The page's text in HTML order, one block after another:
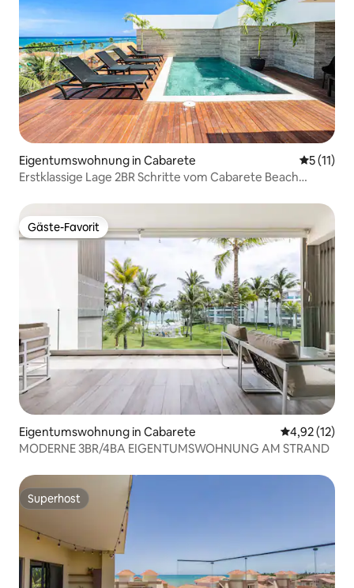
Eigentumswohnung in Cabarete
5 (11)
Erstklassige Lage 2BR Schritte vom Cabarete Beach
Gäste-Favorit
Gäste-Favorit
Eigentumswohnung in Cabarete
4,92 (12)
MODERNE 3BR/4BA EIGENTUMSWOHNUNG AM STRAND
Superhost
Superhost